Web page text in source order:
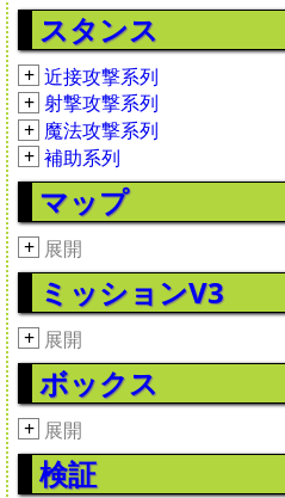
スタンス
+ 近接攻撃系列
+ 射撃攻撃系列
+ 魔法攻撃系列
+ 補助系列
マップ
+ 展開
ミッションV3
+ 展開
ボックス
+ 展開
検証